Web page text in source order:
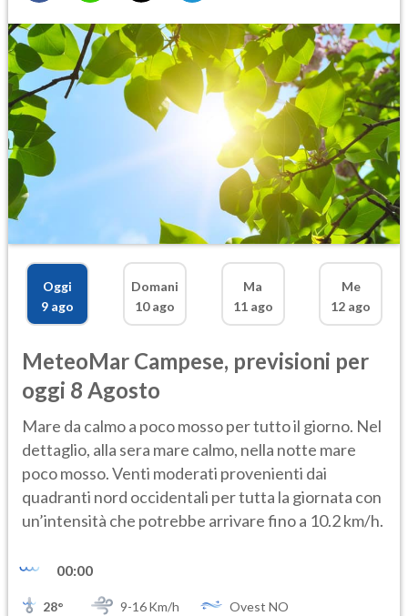
Oggi
9 ago
Domani
10 ago
Ma
11 ago
Me
12 ago
MeteoMar Campese, previsioni per
oggi 8 Agosto
Mare da calmo a poco mosso per tutto il giorno. Nel
dettaglio, alla sera mare calmo, nella notte mare
poco mosso. Venti moderati provenienti dai
quadranti nord occidentali per tutta la giornata con
un’intensità che potrebbe arrivare fino a 10.2 km/h.
00:00
28° 9-16Km/h Ovest NO